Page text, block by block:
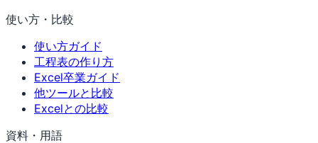
使い方・比較
使い方ガイド
工程表の作り方
Excel卒業ガイド
他ツールと比較
Excelとの比較
資料・用語